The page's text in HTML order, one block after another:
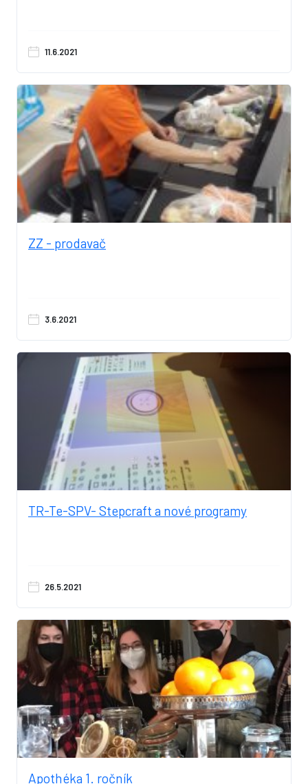
11.6.2021
ZZ - prodavač
3.6.2021
TR-Te-SPV- Stepcraft a nové programy
26.5.2021
Apothéka 1. ročník